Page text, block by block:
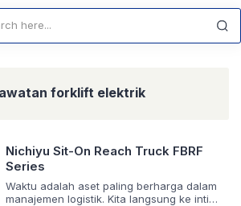
forklift elektrik
Nichiyu Sit-On Reach Truck FBRF
Series
Waktu adalah aset paling berharga dalam
manajemen logistik. Kita langsung ke inti